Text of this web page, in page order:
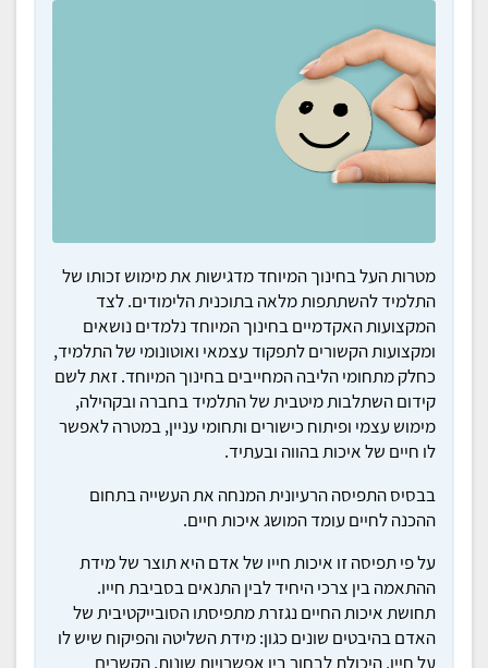
מטרות העל בחינוך המיוחד מדגישות את מימוש זכותו של
התלמיד להשתתפות מלאה בתוכנית הלימודים. לצד
המקצועות האקדמיים בחינוך המיוחד נלמדים נושאים
ומקצועות הקשורים לתפקוד עצמאי ואוטונומי של התלמיד,
כחלק מתחומי הליבה המחייבים בחינוך המיוחד. זאת לשם
קידום השתלבות מיטבית של התלמיד בחברה ובקהילה,
מימוש עצמי ופיתוח כישורים ותחומי עניין, במטרה לאפשר
לו חיים של איכות בהווה ובעתיד.
בבסיס התפיסה הרעיונית המנחה את העשייה בתחום
ההכנה לחיים עומד המושג איכות חיים.
על פי תפיסה זו איכות חייו של אדם היא תוצר של מידת
ההתאמה בין צרכי היחיד לבין התנאים בסביבת חייו.
תחושת איכות החיים נגזרת מתפיסתו הסובייקטיבית של
האדם בהיבטים שונים כגון: מידת השליטה והפיקוח שיש לו
על חייו, היכולת לבחור בין אפשרויות שונות, הקשרים